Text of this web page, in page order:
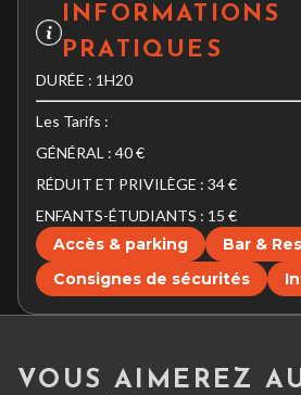
INFORMATIONS
PRATIQUES
DURÉE : 1H20
Les Tarifs :
GÉNÉRAL : 40 €
RÉDUIT ET PRIVILÈGE : 34 €
ENFANTS-ÉTUDIANTS : 15 €
Accès & parking
Bar &
Consignes de sécurités
VOUS AIMEREZ